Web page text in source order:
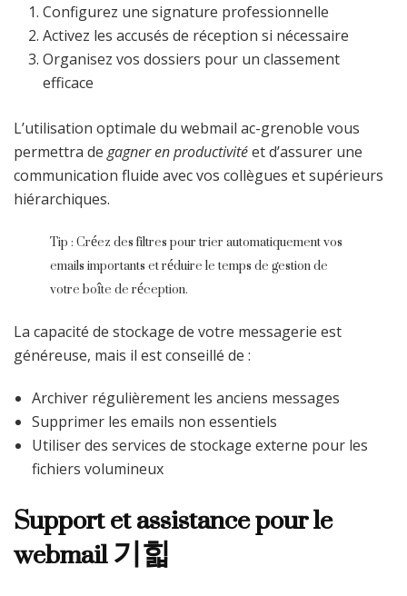
Configurez une signature professionnelle
Activez les accusés de réception si nécessaire
Organisez vos dossiers pour un classement
efficace
L’utilisation optimale du webmail ac-grenoble vous
permettra de gagner en productivitéet d’assurer une
communication fluide avec vos collègues et supérieurs
hiérarchiques.
Tip : Créez des filtres pour trier automatiquement vos
emails importants et réduire le temps de gestion de
votre boîte de réception.
La capacité de stockage de votre messagerie est
généreuse, mais il est conseillé de :
Archiver régulièrement les anciens messages
Supprimer les emails non essentiels
Utiliser des services de stockage externe pour les
fichiers volumineux
Support et assistance pour le
webmail 기힓